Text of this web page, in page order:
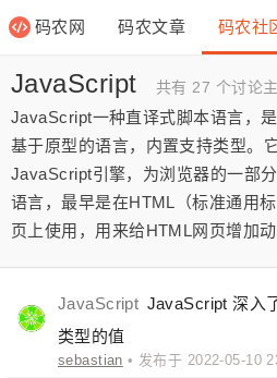
码农网 码农文章 码农社
JavaScript 共有 27 个讨论
JavaScript一种直译式脚本语言，
基于原型的语言，内置支持类型。
JavaScript引擎，为浏览器的一部
语言，最早是在HTML（标准通用
页上使用，用来给HTML网页增加动
JavaScript JavaScript 深入
类型的值
sebastian • 发布于 2022-05-10